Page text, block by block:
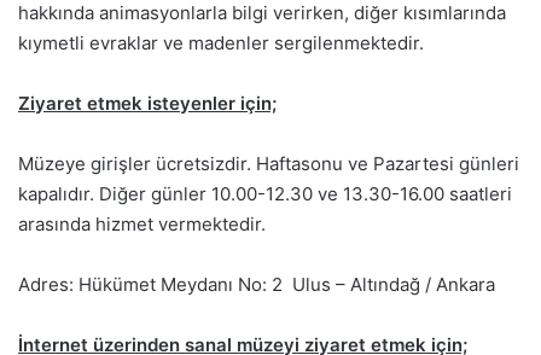
hakkında animasyonlarla bilgi verirken, diğer kısımlarında
kıymetli evraklar ve madenler sergilenmektedir.
Ziyaret etmek isteyenler için;
Müzeye girişler ücretsizdir. Haftasonu ve Pazartesi günleri
kapalıdır. Diğer günler 10.00-12.30 ve 13.30-16.00 saatleri
arasında hizmet vermektedir.
Adres: Hükümet Meydanı No: 2 Ulus – Altındağ / Ankara
İnternet üzerinden sanal müzeyi ziyaret etmek için;